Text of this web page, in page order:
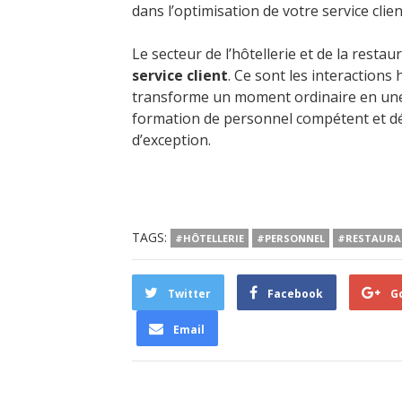
dans l’optimisation de votre service
Le secteur de l’hôtellerie et de la
service client. Ce sont les interactions
transforme un moment ordinaire en
formation de personnel compétent et
d’exception.
TAGS: #HÔTELLERIE #PERSONNEL
Twitter Facebook
Email